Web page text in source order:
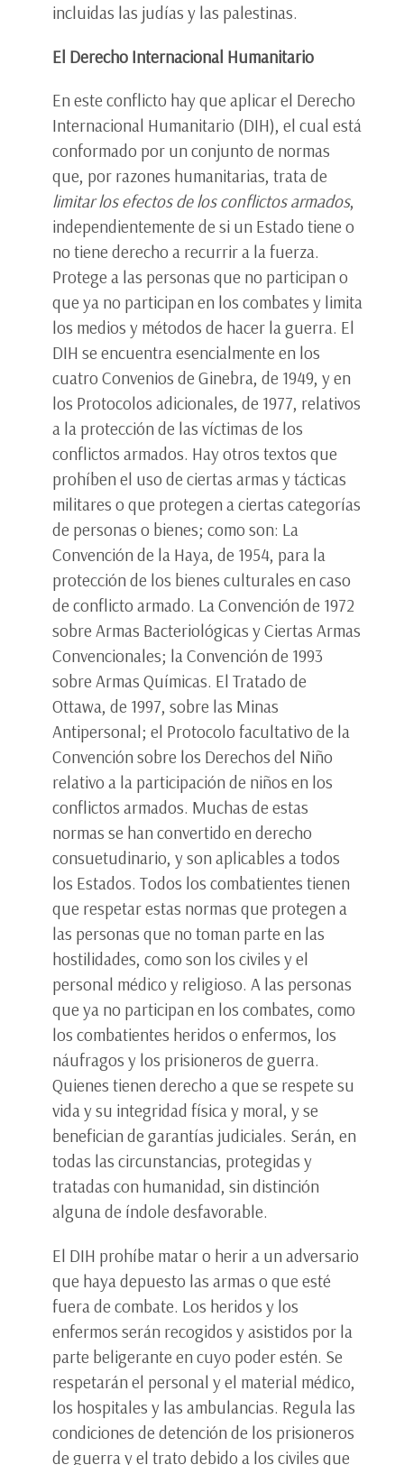
incluidas las judías y las palestinas.
El Derecho Internacional Humanitario
En este conflicto hay que aplicar el Derecho
Internacional Humanitario (DIH), el cual está
conformado por un conjunto de normas
que, por razones humanitarias, trata de
limitar los efectos de los conflictos armados,
independientemente de si un Estado tiene o
no tiene derecho a recurrir a la fuerza.
Protege a las personas que no participan o
que ya no participan en los combates y limita
los medios y métodos de hacer la guerra. El
DIH se encuentra esencialmente en los
cuatro Convenios de Ginebra, de 1949, y en
los Protocolos adicionales, de 1977, relativos
a la protección de las víctimas de los
conflictos armados. Hay otros textos que
prohíben el uso de ciertas armas y tácticas
militares o que protegen a ciertas categorías
de personas o bienes; como son: La
Convención de la Haya, de 1954, para la
protección de los bienes culturales en caso
de conflicto armado. La Convención de 1972
sobre Armas Bacteriológicas y Ciertas Armas
Convencionales; la Convención de 1993
sobre Armas Químicas. El Tratado de
Ottawa, de 1997, sobre las Minas
Antipersonal; el Protocolo facultativo de la
Convención sobre los Derechos del Niño
relativo a la participación de niños en los
conflictos armados. Muchas de estas
normas se han convertido en derecho
consuetudinario, y son aplicables a todos
los Estados. Todos los combatientes tienen
que respetar estas normas que protegen a
las personas que no toman parte en las
hostilidades, como son los civiles y el
personal médico y religioso. A las personas
que ya no participan en los combates, como
los combatientes heridos o enfermos, los
náufragos y los prisioneros de guerra.
Quienes tienen derecho a que se respete su
vida y su integridad física y moral, y se
benefician de garantías judiciales. Serán, en
todas las circunstancias, protegidas y
tratadas con humanidad, sin distinción
alguna de índole desfavorable.
El DIH prohíbe matar o herir a un adversario
que haya depuesto las armas o que esté
fuera de combate. Los heridos y los
enfermos serán recogidos y asistidos por la
parte beligerante en cuyo poder estén. Se
respetarán el personal y el material médico,
los hospitales y las ambulancias. Regula las
condiciones de detención de los prisioneros
de guerra y el trato debido a los civiles que